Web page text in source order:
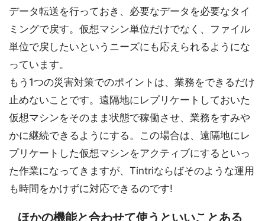
データ転送を行っておき、必要なデータを必要なタイ
ミングで戻す。仮想マシン単位だけでなく、ファイル
単位で戻したいというニーズにも応えられるようにな
っています。
もう1つの災害対策でのポイントは、業務をできるだけ
止めないことです。遠隔地にレプリケートしておいた
仮想マシンをそのまま状態で稼働させ、業務をすみや
かに継続できるようにする。この場合は、遠隔地にレ
プリケートした仮想マシンをアクティブにするといっ
た作業になってきますが、Tintriならばそのような運用
も時間をかけずに対応できるのです!
ほかの機能と合わせて使うといいことある